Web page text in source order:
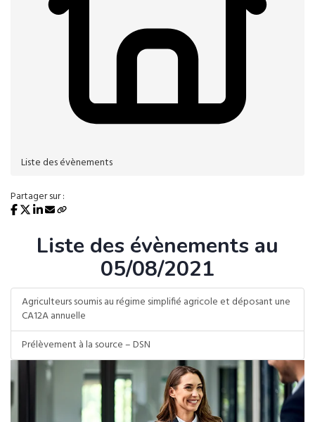
Liste des évènements
Partager sur :
Liste des évènements au
05/08/2021
Agriculteurs soumis au régime simplifié agricole et déposant une
CA12A annuelle
Prélèvement à la source – DSN